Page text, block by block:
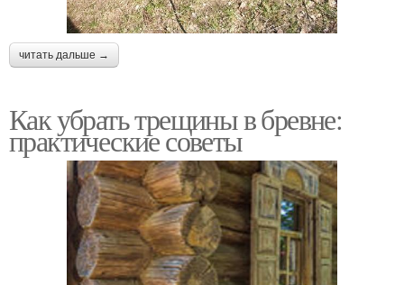
читать дальше →
Как убрать трещины в бревне:
практические советы